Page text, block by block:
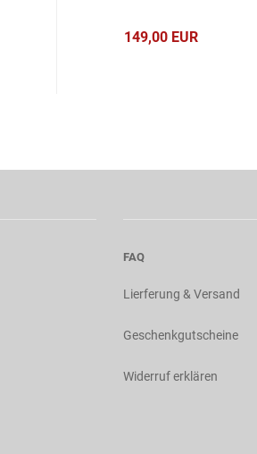
149,00 EUR
FAQ
Lierferung & Versand
Geschenkgutscheine
Widerruf erklären